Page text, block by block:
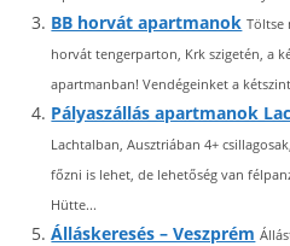
BB horvát apartmanok Töltse
horvát tengerparton, Krk szigetén, a
apartmanban! Vendégeinket a
Pályaszállás apartmanok
Lachtalban, Ausztriában 4+
főzni is lehet, de lehetőség van
Hütte...
Álláskeresés – Veszprém